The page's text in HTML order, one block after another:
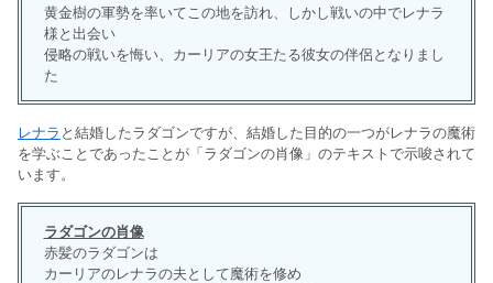
黄金樹の軍勢を率いてこの地を訪れ、しかし戦いの中でレナラ
様と出会い
侵略の戦いを悔い、カーリアの女王たる彼女の伴侶となりまし
た
レナラ と結婚したラダゴンですが、結婚した目的の一つがレナラの魔術
を学ぶことであったことが「ラダゴンの肖像」のテキストで示唆されて
います。
ラダゴンの肖像
赤髪のラダゴンは
カーリアのレナラの夫として魔術を修め